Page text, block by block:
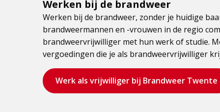
Werken bij de brandweer
Werken bij de brandweer, zonder je huidige
brandweermannen en -vrouwen in de regio
brandweervrijwilliger met hun werk of studie.
vergoedingen die je als brandweervrijwilliger
Bezoek
de
Werk als vrijwilliger bij Brandweer Twente